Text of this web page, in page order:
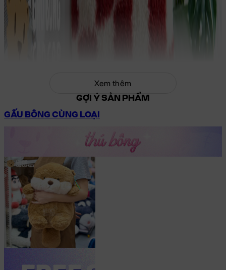
Xem thêm
GỢI Ý SẢN PHẨM
GẤU BÔNG CÙNG LOẠI